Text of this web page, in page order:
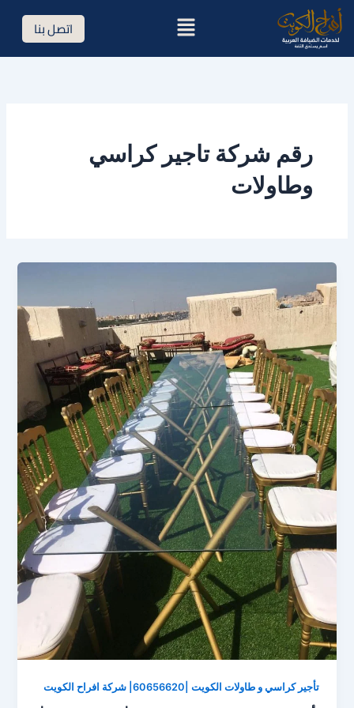
تخطي
إلى
المحتوى
القائمة اتصل بنا
رقم شركة تاجير كراسي
وطاولات
تأجير كراسي و طاولات الكويت |60656620| شركة افراح الكويت